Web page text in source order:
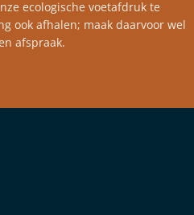
ecologische voetafdruk te
ook afhalen; maak daarvoor wel
afspraak.